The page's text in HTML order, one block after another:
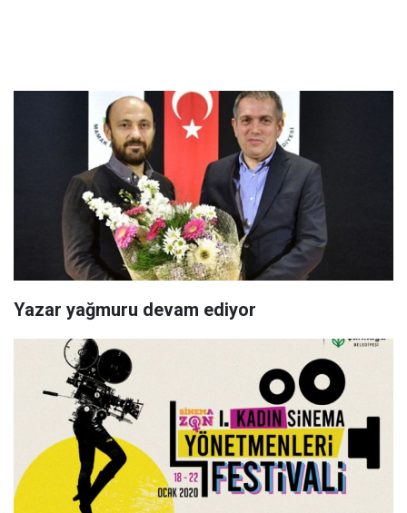
Yazar yağmuru devam ediyor